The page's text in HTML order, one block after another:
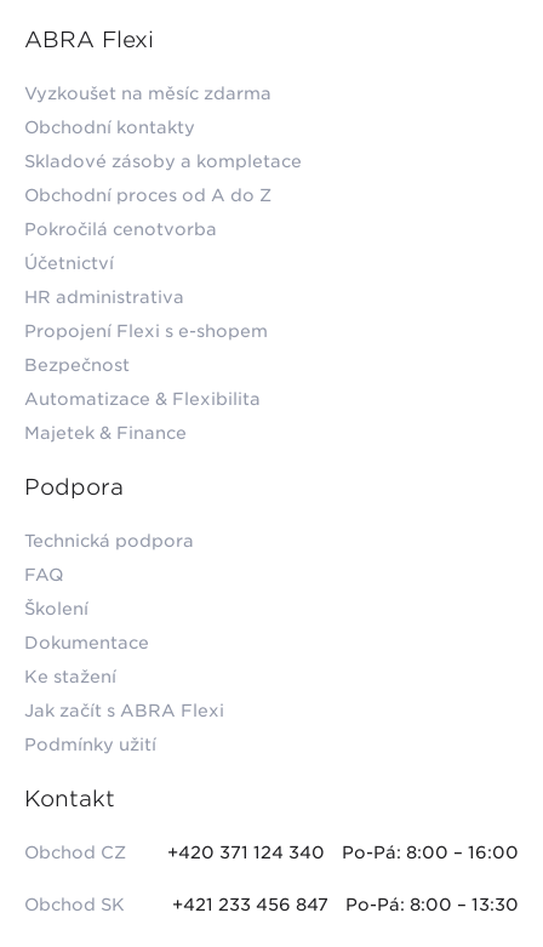
ABRA Flexi
Vyzkoušet na měsíc zdarma
Obchodní kontakty
Skladové zásoby a kompletace
Obchodní proces od A do Z
Pokročilá cenotvorba
Účetnictví
HR administrativa
Propojení Flexi s e-shopem
Bezpečnost
Automatizace & Flexibilita
Majetek & Finance
Podpora
Technická podpora
FAQ
Školení
Dokumentace
Ke stažení
Jak začít s ABRA Flexi
Podmínky užití
Kontakt
Obchod CZ +420 371 124 340 Po-Pá: 8:00 – 16:00
Obchod SK +421 233 456 847 Po-Pá: 8:00 – 13:30